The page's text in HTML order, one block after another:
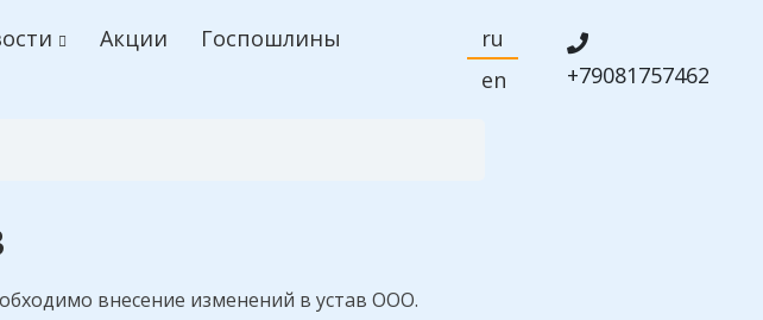
Акции
Госпошлины
ru
en
+79081757462
внесение изменений в устав ООО.